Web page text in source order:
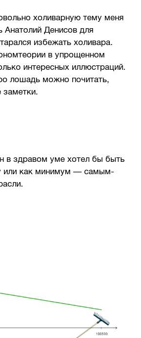
холиварную тему меня
Анатолий Денисов для
избежать холивара.
в упрощенном
интересных иллюстраций.
лошадь можно почитать,
заметки.
в здравом уме хотел бы быть
или как минимум — самым-